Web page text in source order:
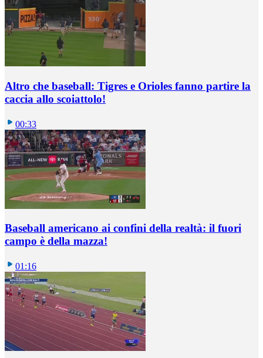
Altro che baseball: Tigres e Orioles fanno partire la
caccia allo scoiattolo!
00:33
Baseball americano ai confini della realtà: il fuori
campo è della mazza!
01:16